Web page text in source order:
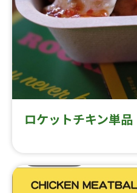
ロケットチキン単品